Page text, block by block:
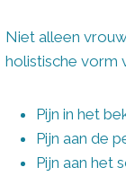
Niet alleen
holistische vorm
Pijn in het
Pijn aan de
Pijn aan het